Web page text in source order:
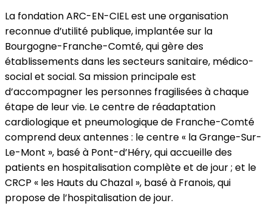
La fondation ARC-EN-CIEL est une organisation
reconnue d’utilité publique, implantée sur la
Bourgogne-Franche-Comté, qui gère des
établissements dans les secteurs sanitaire, médico-
social et social. Sa mission principale est
d’accompagner les personnes fragilisées à chaque
étape de leur vie. Le centre de réadaptation
cardiologique et pneumologique de Franche-Comté
comprend deux antennes : le centre « la Grange-Sur-
Le-Mont », basé à Pont-d’Héry, qui accueille des
patients en hospitalisation complète et de jour ; et le
CRCP « les Hauts du Chazal », basé à Franois, qui
propose de l’hospitalisation de jour.